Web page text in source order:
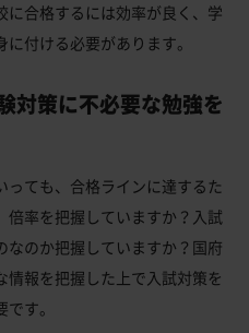
に合格するには効率が良く、学
付ける必要があります。
対策に不必要な勉強を
ても、合格ラインに達するた
倍率を把握していますか？入試
なのか把握していますか？国府
報を把握した上で入試対策を
す。